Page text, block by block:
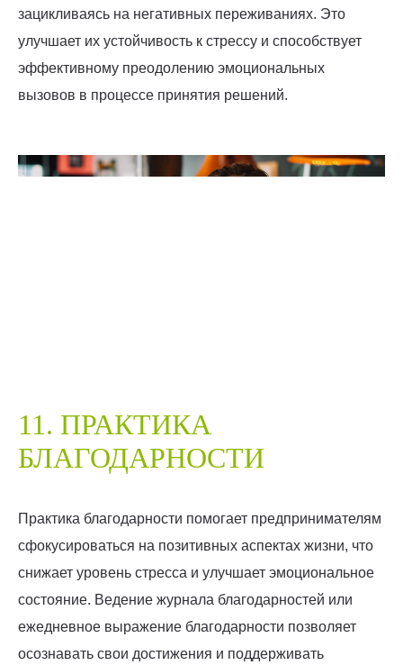
зацикливаясь на негативных переживаниях. Это
улучшает их устойчивость к стрессу и способствует
эффективному преодолению эмоциональных
вызовов в процессе принятия решений.
11. ПРАКТИКА
БЛАГОДАРНОСТИ
Практика благодарности помогает предпринимателям
сфокусироваться на позитивных аспектах жизни, что
снижает уровень стресса и улучшает эмоциональное
состояние. Ведение журнала благодарностей или
ежедневное выражение благодарности позволяет
осознавать свои достижения и поддерживать